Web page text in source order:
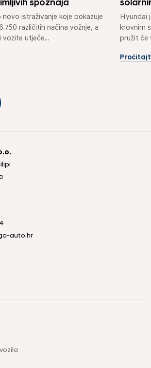
spoznaja
novo istraživanje koje pokazuje
različitih načina vožnje, a
utječe...
Hyundai
krovnim
pružit će
auto.hr